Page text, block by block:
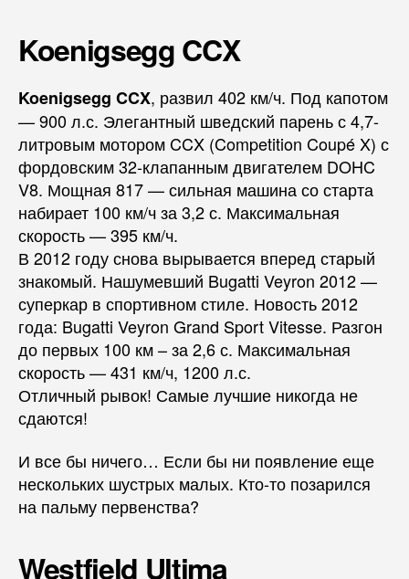
Koenigsegg CCX
Koenigsegg CCX, развил 402 км/ч. Под капотом
— 900 л.с. Элегантный шведский парень с 4,7-
литровым мотором CCX (Competition Coupé X) с
фордовским 32-клапанным двигателем DOHC
V8. Мощная 817 — сильная машина со старта
набирает 100 км/ч за 3,2 с. Максимальная
скорость — 395 км/ч.
В 2012 году снова вырывается вперед старый
знакомый. Нашумевший Bugatti Veyron 2012 —
суперкар в спортивном стиле. Новость 2012
года: Bugatti Veyron Grand Sport Vitesse. Разгон
до первых 100 км – за 2,6 с. Максимальная
скорость — 431 км/ч, 1200 л.с.
Отличный рывок! Самые лучшие никогда не
сдаются!
И все бы ничего… Если бы ни появление еще
нескольких шустрых малых. Кто-то позарился
на пальму первенства?
Westfield Ultima